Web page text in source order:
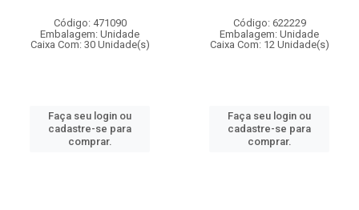
Código: 471090
Embalagem: Unidade
Caixa Com: 30 Unidade(s)
Faça seu login ou
cadastre-se para
comprar.
Código: 622229
Embalagem: Unidade
Caixa Com: 12 Unidade(s)
Faça seu login ou
cadastre-se para
comprar.